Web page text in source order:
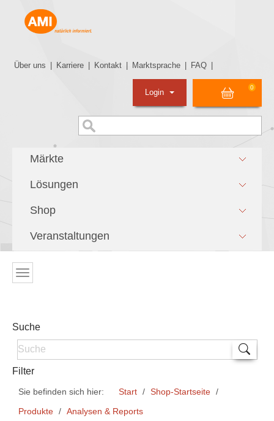
Über uns Karriere Kontakt Marktsprache FAQ
0
Login
Märkte
Lösungen
Shop
Veranstaltungen
Suche
Filter
Sie befinden sich hier: Start
Shop-Startseite
Produkte
Analysen & Reports